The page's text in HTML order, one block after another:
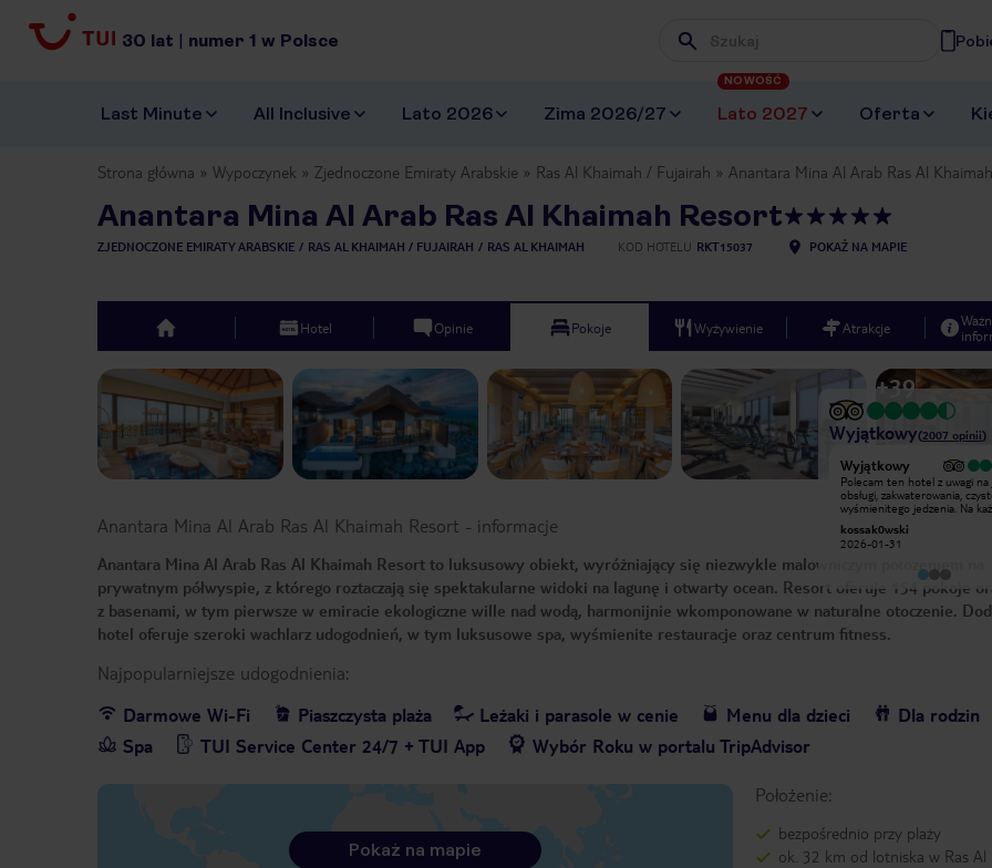
30 lat | numer 1 w Polsce Wpisz frazę, której szukasz
Last Minute All Inclusive Lato 2026 Zima 2026/27 Lato 2027
NOWOŚĆ
Oferta
Strona główna Wypoczynek Zjednoczone Emiraty Arabskie Ras Al Khaimah / Fujairah Anantara Mina Al Arab Ras Al
Anantara Mina Al Arab Ras Al Khaimah Resort
ZJEDNOCZONE EMIRATY ARABSKIE RAS AL KHAIMAH / FUJAIRAH RAS AL KHAIMAH KOD HOTELU RKT15037 POKAŻ NA MAPIE
top Hotel Opinie Pokoje Wyżywienie Atrakcje
Previous slide +39
Wyjątkowy(2007 opinii)
Wyjątkowy
Wspaniały nowy hotel, wszystkie
Wyjątkowy
Polecam ten hotel z uwagi na
obsługi, zakwaterowania,
wyśmienitego jedzenia. Na
dopieszczony
kossak0wski
2026-01-31
Anantara Mina Al Arab Ras Al Khaimah Resort - informacje
Anantara Mina Al Arab Ras Al Khaimah Resort to luksusowy obiekt, wyróżniający się niezwykle malowniczym położeniem na
prywatnym półwyspie, z którego roztaczają się spektakularne widoki na lagunę i otwarty ocean. Resort oferuje 154 pokoje
z basenami, w tym pierwsze w emiracie ekologiczne wille nad wodą, harmonijnie wkomponowane w naturalne otoczenie.
hotel oferuje szeroki wachlarz udogodnień, w tym luksusowe spa, wyśmienite restauracje oraz centrum fitness.
Najpopularniejsze udogodnienia:
Darmowe Wi-Fi
Piaszczysta plaża Leżaki i parasole w cenie Menu dla dzieci
Dla rodzin
Spa
TUI Service Center 24/7 + TUI App Wybór Roku w portalu TripAdvisor
Położenie:
bezpośrednio przy plaży
ok. 32 km od lotniska w Ras Al
Pokaż na mapie